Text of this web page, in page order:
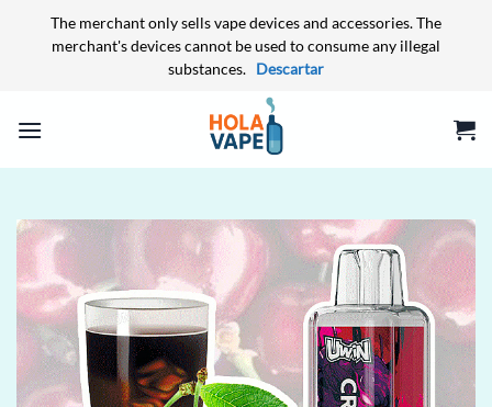
The merchant only sells vape devices and accessories. The
merchant's devices cannot be used to consume any illegal
substances. Descartar